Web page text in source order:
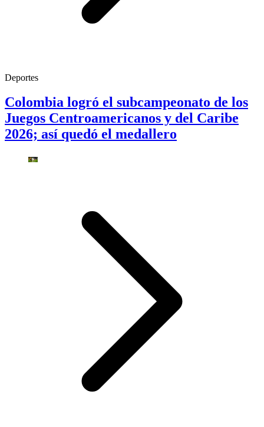
Deportes
Colombia logró el subcampeonato de los
Juegos Centroamericanos y del Caribe
2026; así quedó el medallero